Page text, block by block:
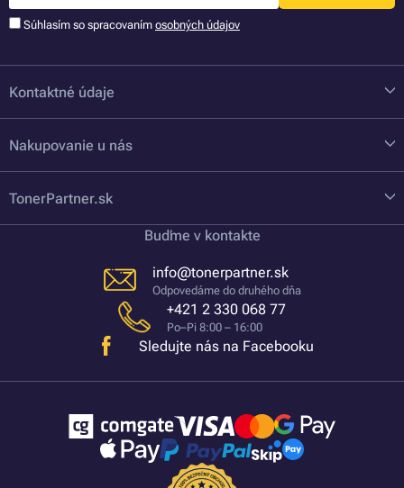
Súhlasím so spracovaním osobných údajov
Kontaktné údaje
Nakupovanie u nás
TonerPartner.sk
Buďme v kontakte
info@tonerpartner.sk
Odpovedáme do druhého dňa
+421 2 330 068 77
Po–Pi 8:00 – 16:00
Sledujte nás na Facebooku